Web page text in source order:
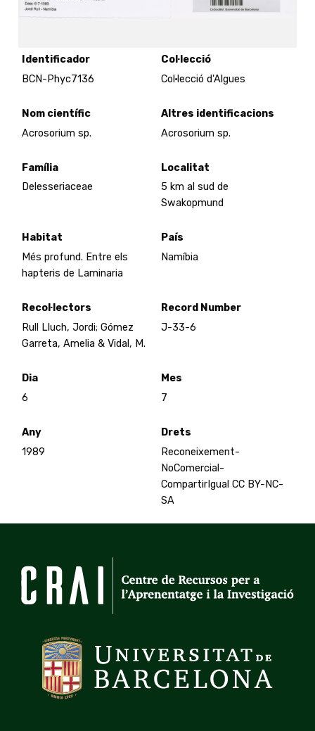
Identificador
BCN-Phyc7136
Col·lecció
Col·lecció d'Algues
Nom científic
Acrosorium sp.
Altres identificacions
Acrosorium sp.
Família
Delesseriaceae
Localitat
5 km al sud de
Swakopmund
Habitat
Més profund. Entre els
hapteris de Laminaria
País
Namíbia
Recol·lectors
Rull Lluch, Jordi; Gómez
Garreta, Amelia & Vidal, M.
Record Number
J-33-6
Dia
6
Mes
7
Any
1989
Drets
Reconeixement-
NoComercial-
CompartirIgual CC BY-NC-
SA